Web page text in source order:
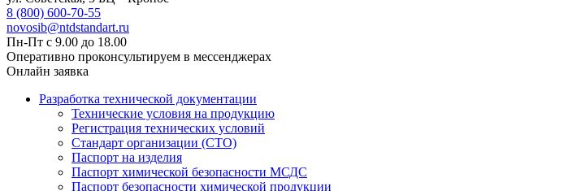
8 (800) 600-70-55
novosib@ntdstandart.ru
Пн-Пт с 9.00 до 18.00
Оперативно проконсультируем в мессенджерах
Онлайн заявка
Разработка технической документации
Технические условия на продукцию
Регистрация технических условий
Стандарт организации (СТО)
Паспорт на изделия
Паспорт химической безопасности МСДС
Паспорт безопасности химической продукции